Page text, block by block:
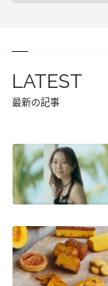
LATEST
最新の記事